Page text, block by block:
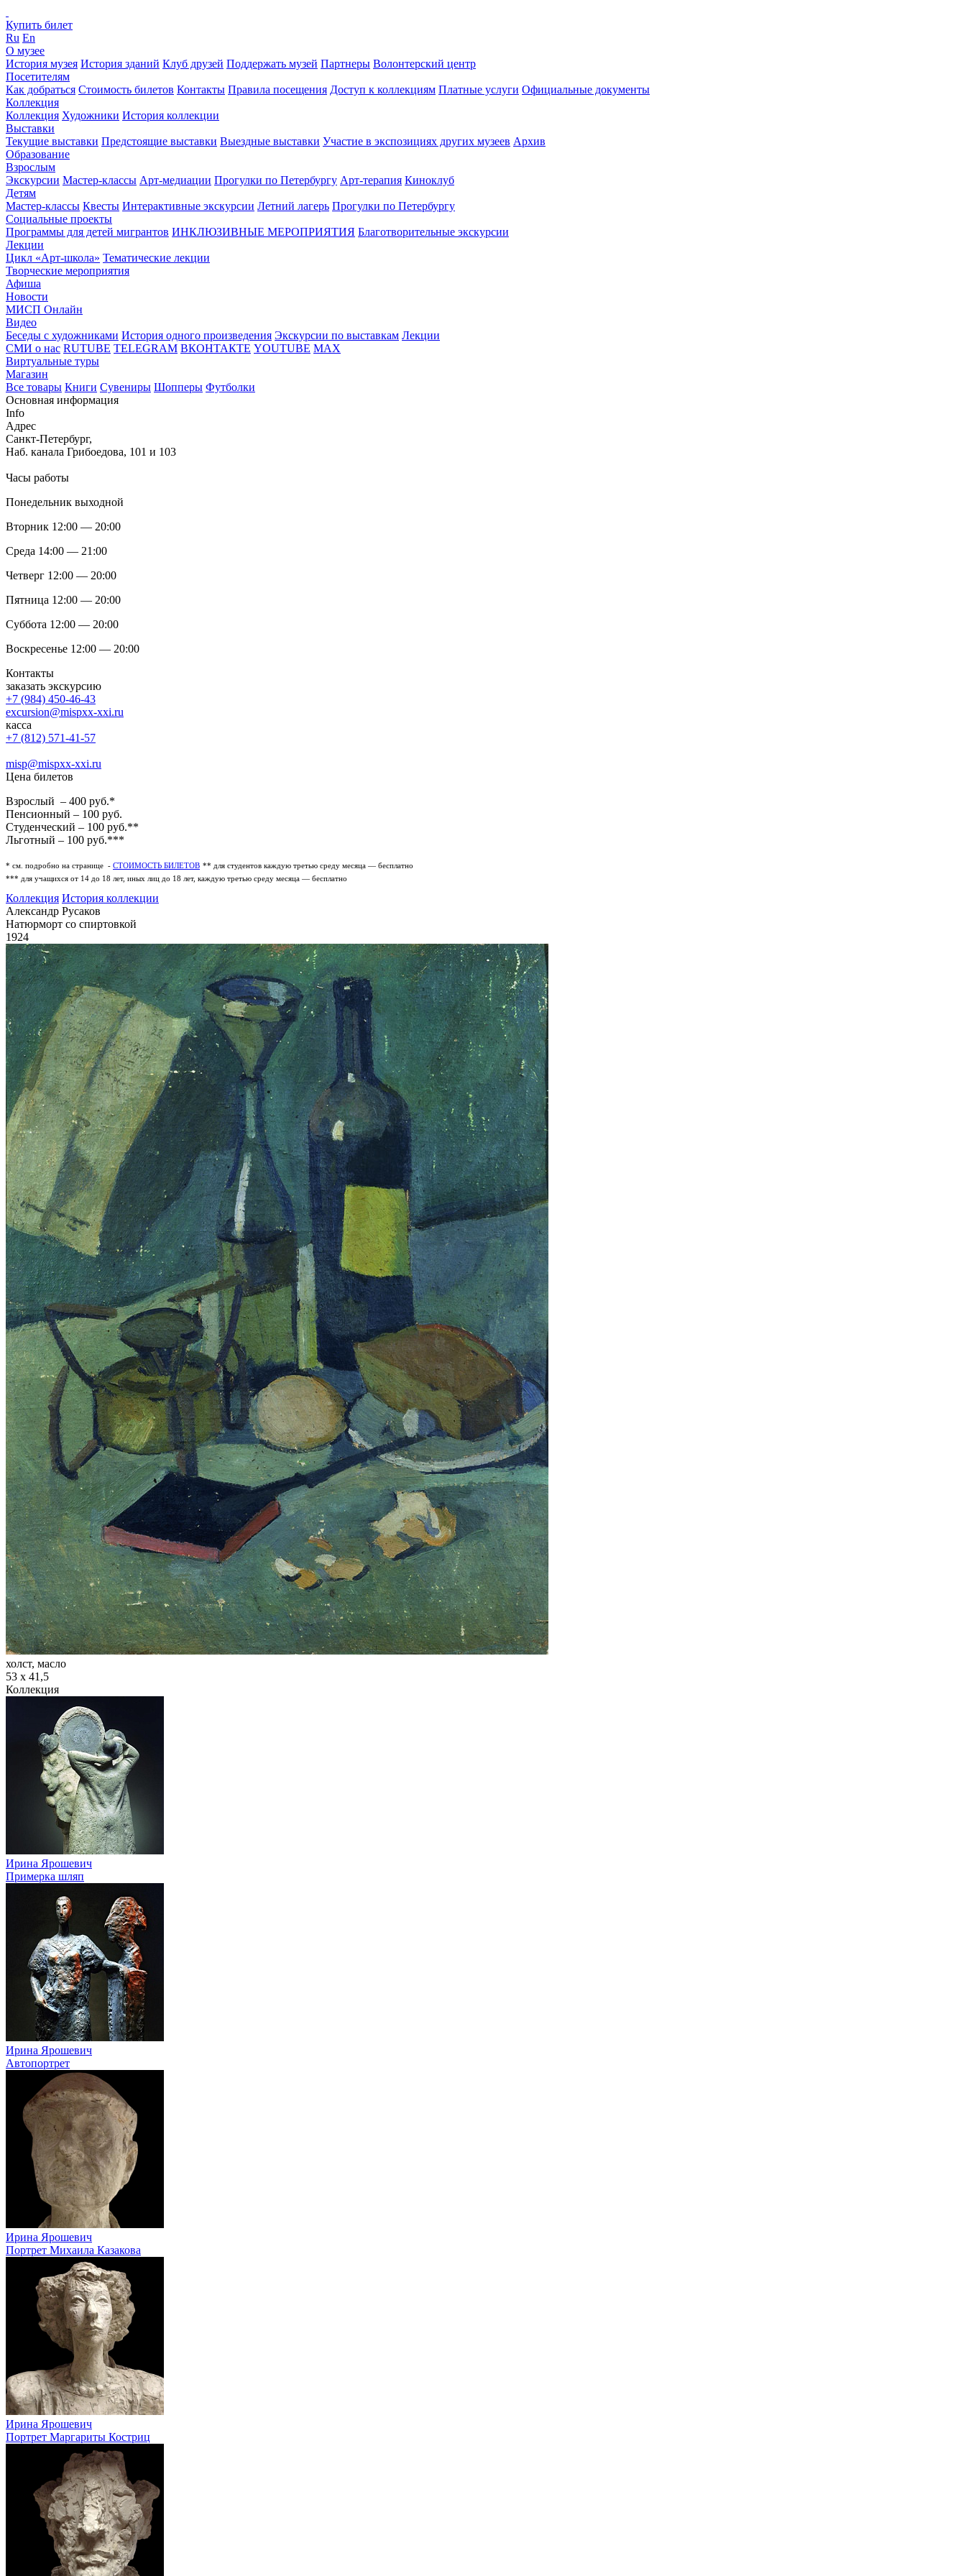
Купить билет
Ru En
О музее
История музея История зданий Клуб друзей Поддержать музей Партнеры Волонтерский центр
Посетителям
Как добраться Стоимость билетов Контакты Правила посещения Доступ к коллекциям Платные услуги Официальные документы
Коллекция
Коллекция Художники История коллекции
Выставки
Текущие выставки Предстоящие выставки Выездные выставки Участие в экспозициях других музеев Архив
Образование
Взрослым
Экскурсии Мастер-классы Арт-медиации Прогулки по Петербургу Арт-терапия Киноклуб
Детям
Мастер-классы Квесты Интерактивные экскурсии Летний лагерь Прогулки по Петербургу
Социальные проекты
Программы для детей мигрантов ИНКЛЮЗИВНЫЕ МЕРОПРИЯТИЯ Благотворительные экскурсии
Лекции
Цикл «Арт-школа» Тематические лекции
Творческие мероприятия
Афиша
Новости
МИСП Онлайн
Видео
Беседы с художниками История одного произведения Экскурсии по выставкам Лекции
СМИ о нас RUTUBE TELEGRAM ВКОНТАКТЕ YOUTUBE MAX
Виртуальные туры
Магазин
Все товары Книги Сувениры Шопперы Футболки
Основная информация
Info
Адрес
Санкт-Петербург,
Наб. канала Грибоедова, 101 и 103
Часы работы
Понедельник выходной
Вторник 12:00 — 20:00
Среда 14:00 — 21:00
Четверг 12:00 — 20:00
Пятница 12:00 — 20:00
Суббота 12:00 — 20:00
Воскресенье 12:00 — 20:00
Контакты
заказать экскурсию
+7 (984) 450-46-43
excursion@mispxx-xxi.ru
касса
+7 (812) 571-41-57
misp@mispxx-xxi.ru
Цена билетов
Взрослый – 400 руб.*
Пенсионный – 100 руб.
Студенческий – 100 руб.**
Льготный – 100 руб.***
* см. подробно на странице - СТОИМОСТЬ БИЛЕТОВ ** для студентов каждую третью среду месяца — бесплатно
*** для учащихся от 14 до 18 лет, иных лиц до 18 лет, каждую третью среду месяца — бесплатно
Коллекция История коллекции
Александр Русаков
Натюрморт со спиртовкой
1924
холст, масло
53 х 41,5
Коллекция
Ирина Ярошевич
Примерка шляп
Ирина Ярошевич
Автопортрет
Ирина Ярошевич
Портрет Михаила Казакова
Ирина Ярошевич
Портрет Маргариты Костриц